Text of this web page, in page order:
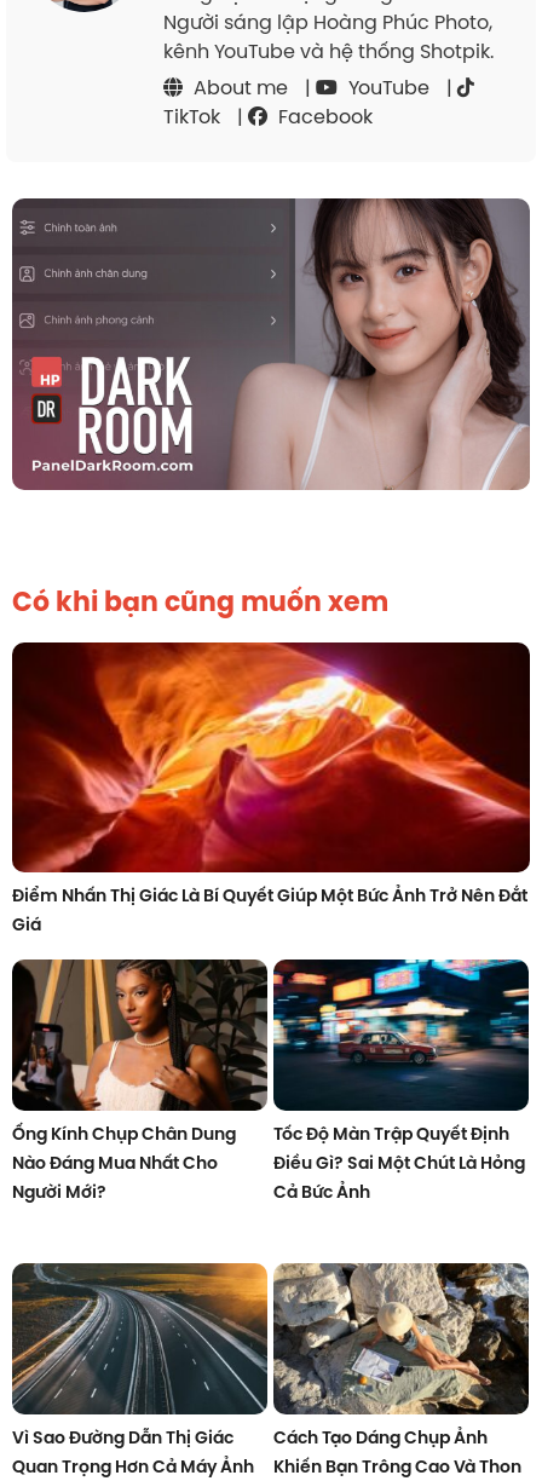
Người sáng lập Hoàng Phúc Photo,
kênh YouTube và hệ thống Shotpik.
About me
| YouTube
|
TikTok
| Facebook
Có khi bạn cũng muốn xem
Điểm Nhấn Thị Giác Là Bí Quyết Giúp Một Bức Ảnh Trở Nên Đắt
Giá
Ống Kính Chụp Chân Dung
Nào Đáng Mua Nhất Cho
Người Mới?
Tốc Độ Màn Trập Quyết Định
Điều Gì? Sai Một Chút Là Hỏng
Cả Bức Ảnh
Vì Sao Đường Dẫn Thị Giác
Quan Trọng Hơn Cả Máy Ảnh
Cách Tạo Dáng Chụp Ảnh
Khiến Bạn Trông Cao Và Thon